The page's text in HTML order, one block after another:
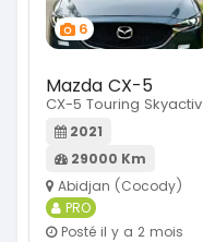
6
Mazda CX-5
CX-5 Touring Skyactiv
2021
29000 Km
Abidjan (Cocody)
PRO
Posté il y a 2 mois